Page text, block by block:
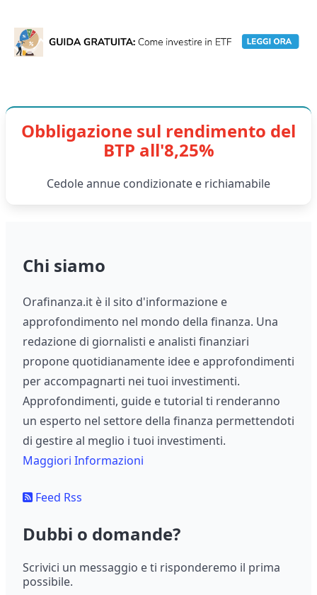
Obbligazione sul rendimento del
BTP all'8,25%
Cedole annue condizionate e richiamabile
Chi siamo
Orafinanza.it è il sito d'informazione e
approfondimento nel mondo della finanza. Una
redazione di giornalisti e analisti finanziari
propone quotidianamente idee e approfondimenti
per accompagnarti nei tuoi investimenti.
Approfondimenti, guide e tutorial ti renderanno
un esperto nel settore della finanza permettendoti
di gestire al meglio i tuoi investimenti.
Maggiori Informazioni
Feed Rss
Dubbi o domande?
Scrivici un messaggio e ti risponderemo il prima
possibile.